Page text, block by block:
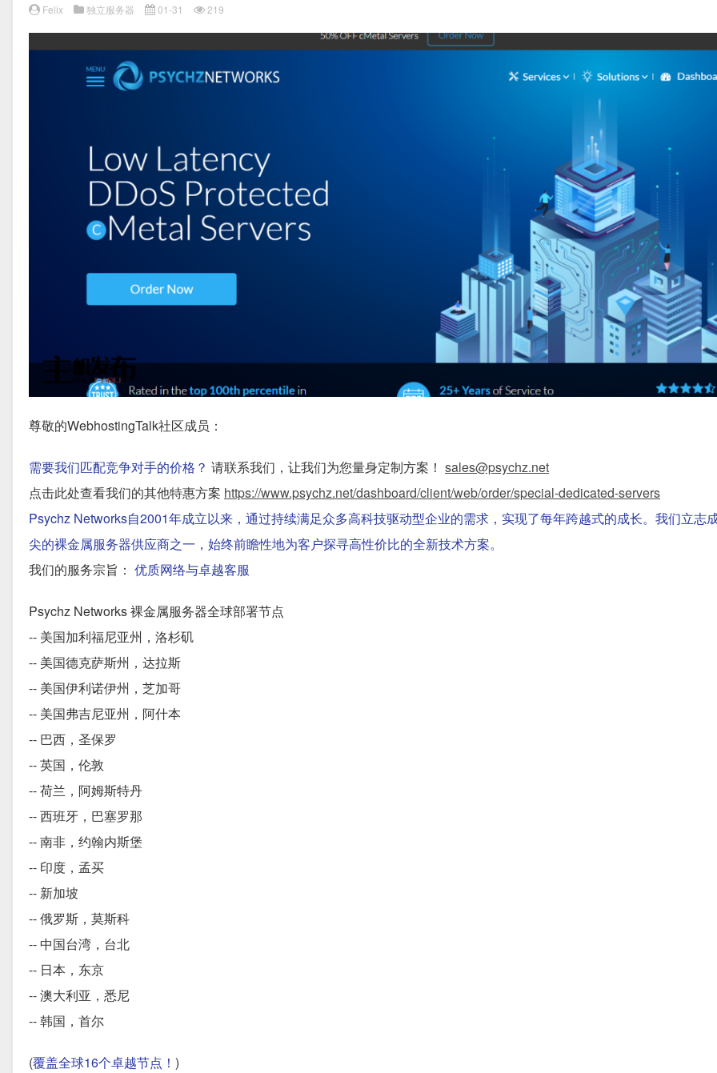
Felix 独立服务器 01-31 219
尊敬的WebhostingTalk社区成员：
需要我们匹配竞争对手的价格？ 请联系我们，让我们为您量身定制方案！ sales@psychz.net
点击此处查看我们的其他特惠方案 https://www.psychz.net/dashboard/client/web/order/special-dedicated-servers
Psychz Networks自2001年成立以来，通过持续满足众多高科技驱动型企业的需求，实现了每年跨越式的成长。我们立志
尖的裸金属服务器供应商之一，始终前瞻性地为客户探寻高性价比的全新技术方案。
我们的服务宗旨： 优质网络与卓越客服
Psychz Networks 裸金属服务器全球部署节点
-- 美国加利福尼亚州，洛杉矶
-- 美国德克萨斯州，达拉斯
-- 美国伊利诺伊州，芝加哥
-- 美国弗吉尼亚州，阿什本
-- 巴西，圣保罗
-- 英国，伦敦
-- 荷兰，阿姆斯特丹
-- 西班牙，巴塞罗那
-- 南非，约翰内斯堡
-- 印度，孟买
-- 新加坡
-- 俄罗斯，莫斯科
-- 中国台湾，台北
-- 日本，东京
-- 澳大利亚，悉尼
-- 韩国，首尔
(覆盖全球16个卓越节点！ )